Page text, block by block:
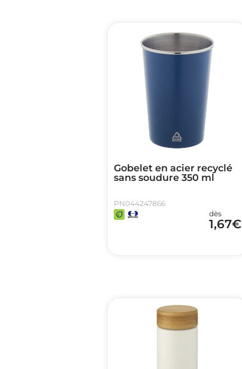
Gobelet en acier recyclé
sans soudure 350 ml
PN044247866
dès
1,67€